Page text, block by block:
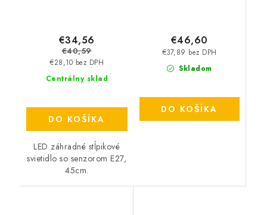
Centrálny sklad
€28,10 bez DPH
€34,56
€40,59
DO KOŠÍKA
LED záhradné stĺpikové
svietidlo so senzorom E27,
45cm.
Skladom
€37,89 bez DPH
€46,60
DO KOŠÍKA